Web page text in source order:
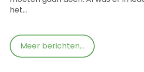
het…
Meer berichten...